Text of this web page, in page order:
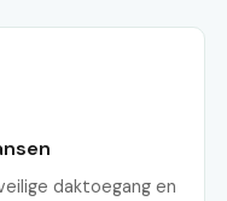
daktoegang en